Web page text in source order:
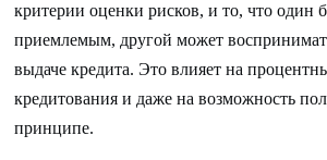
критерии оценки рисков, и то, что один
приемлемым, другой может
выдаче кредита. Это влияет на
кредитования и даже на возможность
принципе.